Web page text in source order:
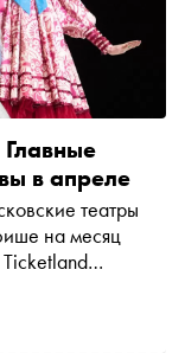
в апреле
театры
на месяц